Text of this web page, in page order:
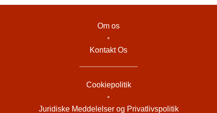
Om os
•
Kontakt Os
Cookiepolitik
•
Juridiske Meddelelser og Privatlivspolitik